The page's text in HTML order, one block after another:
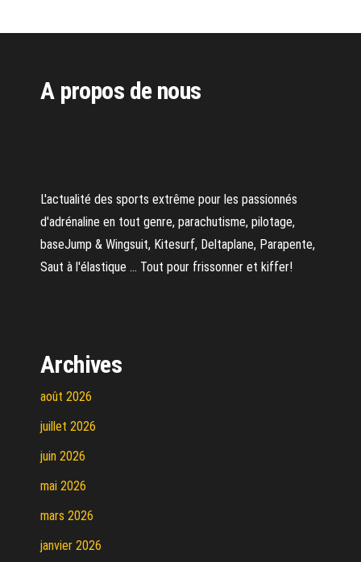
A propos de nous
L'actualité des sports extrême pour les passionnés
d'adrénaline en tout genre, parachutisme, pilotage,
baseJump & Wingsuit, Kitesurf, Deltaplane, Parapente,
Saut à l'élastique ... Tout pour frissonner et kiffer!
Archives
août 2026
juillet 2026
juin 2026
mai 2026
mars 2026
janvier 2026